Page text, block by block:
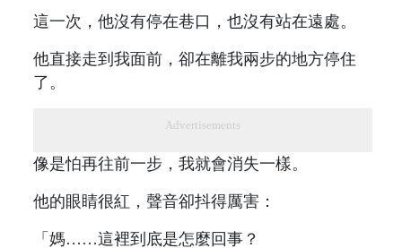
這一次，他沒有停在巷口，也沒有站在遠處。
他直接走到我面前，卻在離我兩步的地方停住
了。
Advertisements
像是怕再往前一步，我就會消失一樣。
他的眼睛很紅，聲音卻抖得厲害：
「媽……這裡到底是怎麼回事？